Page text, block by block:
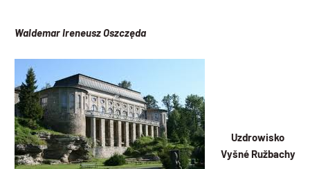
Waldemar Ireneusz Oszczęda
Uzdrowisko
Vyšné Ružbachy